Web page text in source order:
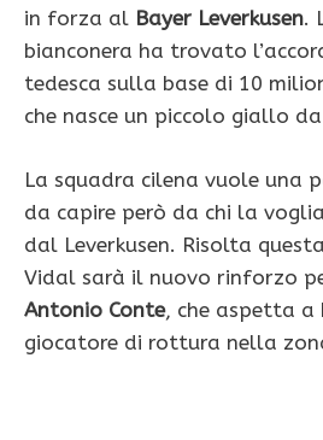
in forza al Bayer Leverkusen.
bianconera ha trovato
tedesca sulla base di 10
che nasce un piccolo giallo
La squadra cilena vuole una
da capire però da chi la
dal Leverkusen. Risolta
Vidal sarà il nuovo rinforzo
Antonio Conte, che aspetta a
giocatore di rottura nella